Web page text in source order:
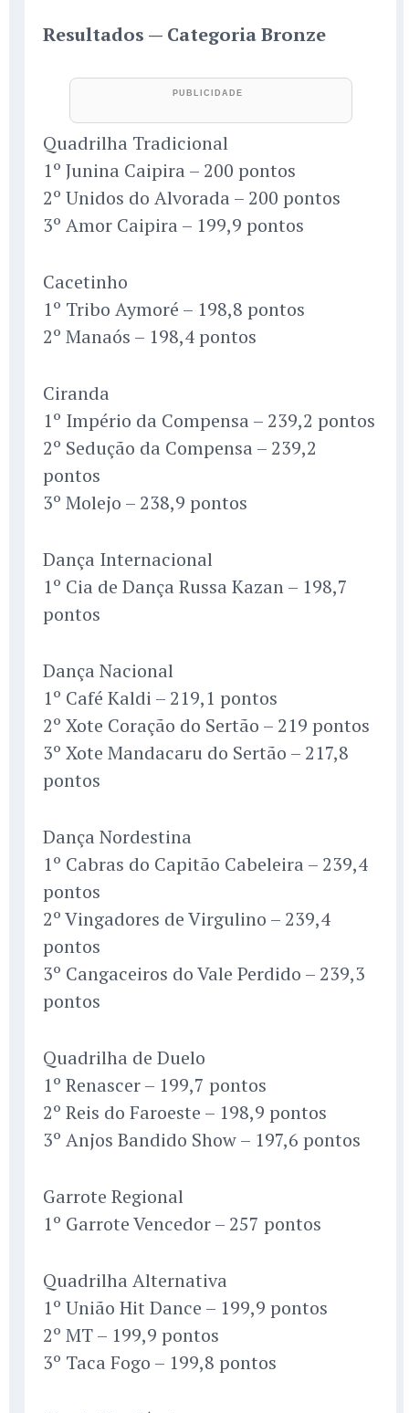
Resultados — Categoria Bronze
Quadrilha Tradicional
1º Junina Caipira – 200 pontos
2º Unidos do Alvorada – 200 pontos
3º Amor Caipira – 199,9 pontos
Cacetinho
1º Tribo Aymoré – 198,8 pontos
2º Manaós – 198,4 pontos
Ciranda
1º Império da Compensa – 239,2 pontos
2º Sedução da Compensa – 239,2
pontos
3º Molejo – 238,9 pontos
Dança Internacional
1º Cia de Dança Russa Kazan – 198,7
pontos
Dança Nacional
1º Café Kaldi – 219,1 pontos
2º Xote Coração do Sertão – 219 pontos
3º Xote Mandacaru do Sertão – 217,8
pontos
Dança Nordestina
1º Cabras do Capitão Cabeleira – 239,4
pontos
2º Vingadores de Virgulino – 239,4
pontos
3º Cangaceiros do Vale Perdido – 239,3
pontos
Quadrilha de Duelo
1º Renascer – 199,7 pontos
2º Reis do Faroeste – 198,9 pontos
3º Anjos Bandido Show – 197,6 pontos
Garrote Regional
1º Garrote Vencedor – 257 pontos
Quadrilha Alternativa
1º União Hit Dance – 199,9 pontos
2º MT – 199,9 pontos
3º Taca Fogo – 199,8 pontos